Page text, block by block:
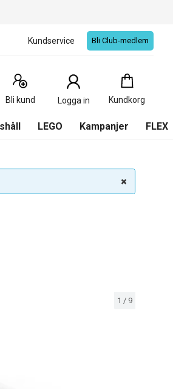
Kundservice Bli Club-medlem
Bli kund Logga in Kundkorg
Kundkorg
0
Produkter
LEGO Kampanjer FLEX
1 / 9